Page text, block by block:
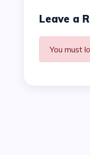
Leave a
You must